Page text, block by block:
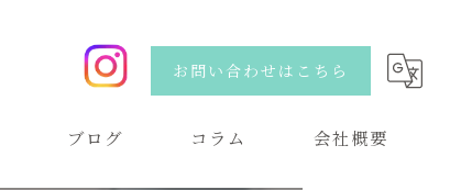
お問い合わせはこちら
ブログ コラム 会社概要